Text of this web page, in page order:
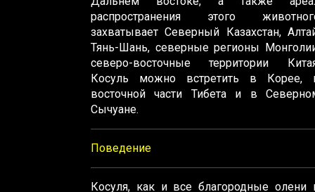
распространения этого
захватывает Северный Казахстан,
Тянь-Шань, северные регионы
северо-восточные территории
Косуль можно встретить в Корее,
восточной части Тибета и в
Сычуане.
Поведение
Косуля, как и все благородные олени